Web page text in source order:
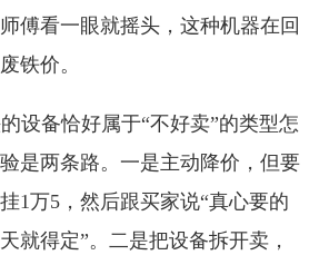
傅看一眼就摇头，这种机器在回
铁价。
设备恰好属于“不好卖”的类型怎
是两条路。一是主动降价，但要
1万5，然后跟买家说“真心要的
就得定”。二是把设备拆开卖，